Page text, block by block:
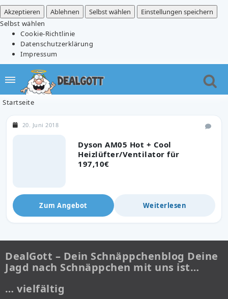
Akzeptieren
Ablehnen Selbst wählen
Einstellungen speichern
Selbst wählen
Cookie-Richtlinie
Datenschutzerklärung
Impressum
Startseite
Dyson AM05 Hot + Cool
Heizlüfter/Ventilator für
197,10€
20. Juni 2018
Zum Angebot Weiterlesen
DealGott – Dein Schnäppchenblog Deine
Jagd nach Schnäppchen mit uns ist…
… vielfältig